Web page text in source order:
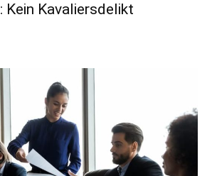
Kein Kavaliersdelikt